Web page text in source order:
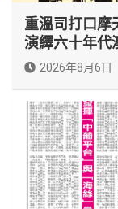
重溫司打口摩
演繹六十年代
2026年8月6日